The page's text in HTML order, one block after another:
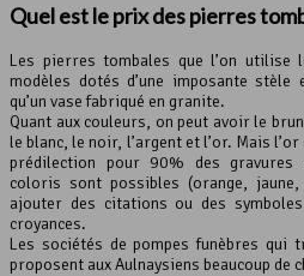
Quel est le prix des pierres
Les pierres tombales que l’on
modèles dotés d’une imposante
qu’un vase fabriqué en granite.
Quant aux couleurs, on peut avoir le
le blanc, le noir, l’argent et l’or. Mais
prédilection pour 90% des gravures
coloris sont possibles (orange,
ajouter des citations ou des
croyances.
Les sociétés de pompes funèbres qui
proposent aux Aulnaysiens beaucoup de